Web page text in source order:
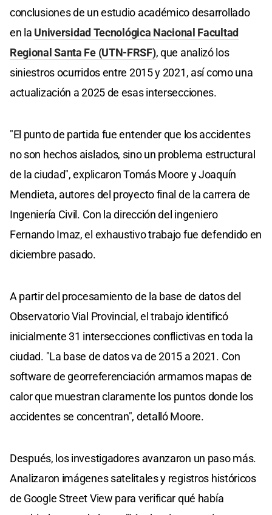
conclusiones de un estudio académico desarrollado
en la Universidad Tecnológica Nacional Facultad
Regional Santa Fe (UTN-FRSF), que analizó los
siniestros ocurridos entre 2015 y 2021, así como una
actualización a 2025 de esas intersecciones.
"El punto de partida fue entender que los accidentes
no son hechos aislados, sino un problema estructural
de la ciudad", explicaron Tomás Moore y Joaquín
Mendieta, autores del proyecto final de la carrera de
Ingeniería Civil. Con la dirección del ingeniero
Fernando Imaz, el exhaustivo trabajo fue defendido en
diciembre pasado.
A partir del procesamiento de la base de datos del
Observatorio Vial Provincial, el trabajo identificó
inicialmente 31 intersecciones conflictivas en toda la
ciudad. "La base de datos va de 2015 a 2021. Con
software de georreferenciación armamos mapas de
calor que muestran claramente los puntos donde los
accidentes se concentran", detalló Moore.
Después, los investigadores avanzaron un paso más.
Analizaron imágenes satelitales y registros históricos
de Google Street View para verificar qué había